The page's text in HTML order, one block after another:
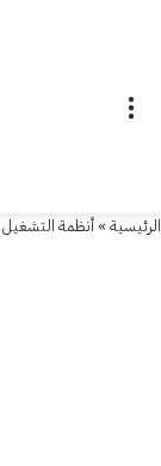
الرئيسية» أنظمة التشغيل